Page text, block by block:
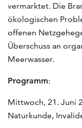
vermarktet. Die
ökologischen
offenen
Überschuss an
Meerwasser.
Programm:
Mittwoch, 21. Juni
Naturkunde,